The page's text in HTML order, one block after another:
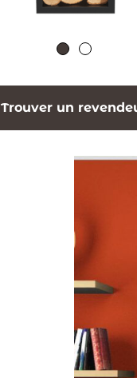
Trouver un